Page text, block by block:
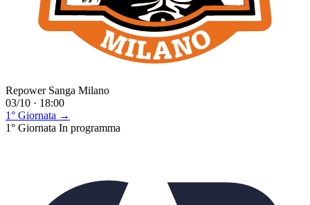
Repower Sanga Milano
03/10 · 18:00
1° Giornata →
1° Giornata In programma